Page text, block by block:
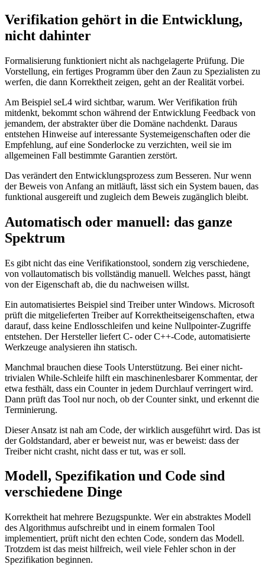
Verifikation gehört in die Entwicklung,
nicht dahinter
Formalisierung funktioniert nicht als nachgelagerte Prüfung. Die
Vorstellung, ein fertiges Programm über den Zaun zu Spezialisten zu
werfen, die dann Korrektheit zeigen, geht an der Realität vorbei.
Am Beispiel seL4 wird sichtbar, warum. Wer Verifikation früh
mitdenkt, bekommt schon während der Entwicklung Feedback von
jemandem, der abstrakter über die Domäne nachdenkt. Daraus
entstehen Hinweise auf interessante Systemeigenschaften oder die
Empfehlung, auf eine Sonderlocke zu verzichten, weil sie im
allgemeinen Fall bestimmte Garantien zerstört.
Das verändert den Entwicklungsprozess zum Besseren. Nur wenn
der Beweis von Anfang an mitläuft, lässt sich ein System bauen, das
funktional ausgereift und zugleich dem Beweis zugänglich bleibt.
Automatisch oder manuell: das ganze
Spektrum
Es gibt nicht das eine Verifikationstool, sondern zig verschiedene,
von vollautomatisch bis vollständig manuell. Welches passt, hängt
von der Eigenschaft ab, die du nachweisen willst.
Ein automatisiertes Beispiel sind Treiber unter Windows. Microsoft
prüft die mitgelieferten Treiber auf Korrektheitseigenschaften, etwa
darauf, dass keine Endlosschleifen und keine Nullpointer-Zugriffe
entstehen. Der Hersteller liefert C- oder C++-Code, automatisierte
Werkzeuge analysieren ihn statisch.
Manchmal brauchen diese Tools Unterstützung. Bei einer nicht-
trivialen While-Schleife hilft ein maschinenlesbarer Kommentar, der
etwa festhält, dass ein Counter in jedem Durchlauf verringert wird.
Dann prüft das Tool nur noch, ob der Counter sinkt, und erkennt die
Terminierung.
Dieser Ansatz ist nah am Code, der wirklich ausgeführt wird. Das ist
der Goldstandard, aber er beweist nur, was er beweist: dass der
Treiber nicht crasht, nicht dass er tut, was er soll.
Modell, Spezifikation und Code sind
verschiedene Dinge
Korrektheit hat mehrere Bezugspunkte. Wer ein abstraktes Modell
des Algorithmus aufschreibt und in einem formalen Tool
implementiert, prüft nicht den echten Code, sondern das Modell.
Trotzdem ist das meist hilfreich, weil viele Fehler schon in der
Spezifikation beginnen.